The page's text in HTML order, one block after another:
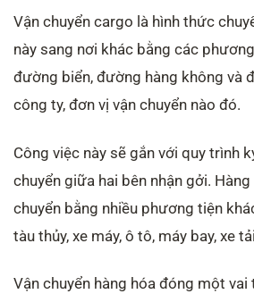
Vận chuyển cargo là hình thức
này sang nơi khác bằng các
đường biển, đường hàng không và
công ty, đơn vị vận chuyển nào đó.
Công việc này sẽ gắn với quy trình
chuyển giữa hai bên nhận gởi.
chuyển bằng nhiều phương tiện
tàu thủy, xe máy, ô tô, máy bay, xe
Vận chuyển hàng hóa đóng một